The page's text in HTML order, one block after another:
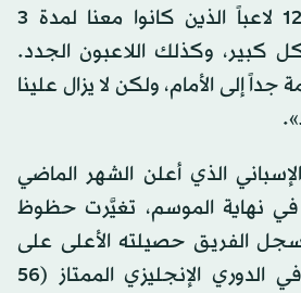
المكونة من 10 أو 12 لاعباً الذين كانوا معنا لمدة 3
كبير، وكذلك اللاعبون الجدد.
إلى الأمام، ولكن لا يزال علينا
الذي أعلن الشهر الماضي
نهاية الموسم، تغيَّرت حظوظ
الفريق حصيلته الأعلى على
الإطلاق من النقاط في الدوري الإنجليزي الممتاز (56